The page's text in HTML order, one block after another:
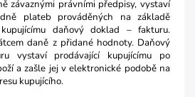
závaznými právními předpisy, vystaví
plateb prováděných na základě
daňový doklad – fakturu.
daně z přidané hodnoty. Daňový
vystaví prodávající kupujícímu po
a zašle jej v elektronické podobě na
kupujícího.